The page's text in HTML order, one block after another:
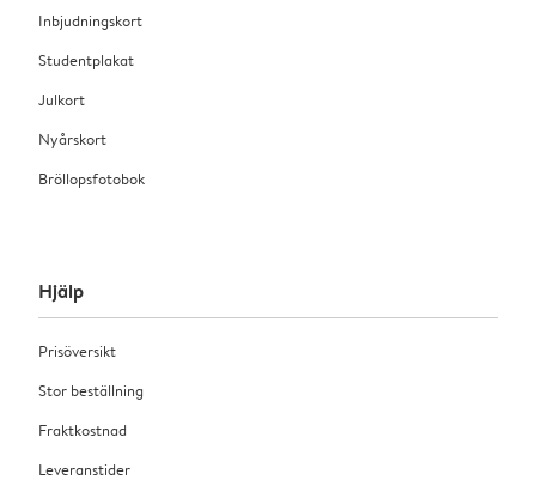
Inbjudningskort
Studentplakat
Julkort
Nyårskort
Bröllopsfotobok
Hjälp
Prisöversikt
Stor beställning
Fraktkostnad
Leveranstider